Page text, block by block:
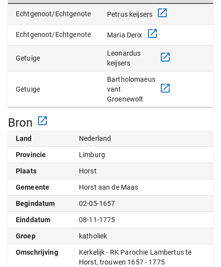
Echtgenoot/Echtgenote Petrus keijsers
Echtgenoot/Echtgenote Maria Derix
Getuige
Leonardus
keijsers
Getuige
Bartholomaeus
vant
Groenewolt
Bron
Land Nederland
Provincie Limburg
Plaats Horst
Gemeente Horst aan de Maas
Begindatum 02-05-1657
Einddatum 08-11-1775
Groep katholiek
Omschrijving
Kerkelijk - RK Parochie Lambertus te
Horst, trouwen 1657 - 1775